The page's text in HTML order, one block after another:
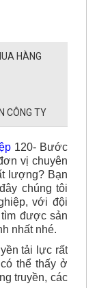
HÀNG
CÔNG TY
p 120- Bước
vị chuyên
lượng? Bạn
chúng tôi
với đội
được sản
nhất nhé.
tải lực rất
thể thấy ở
truyền, các